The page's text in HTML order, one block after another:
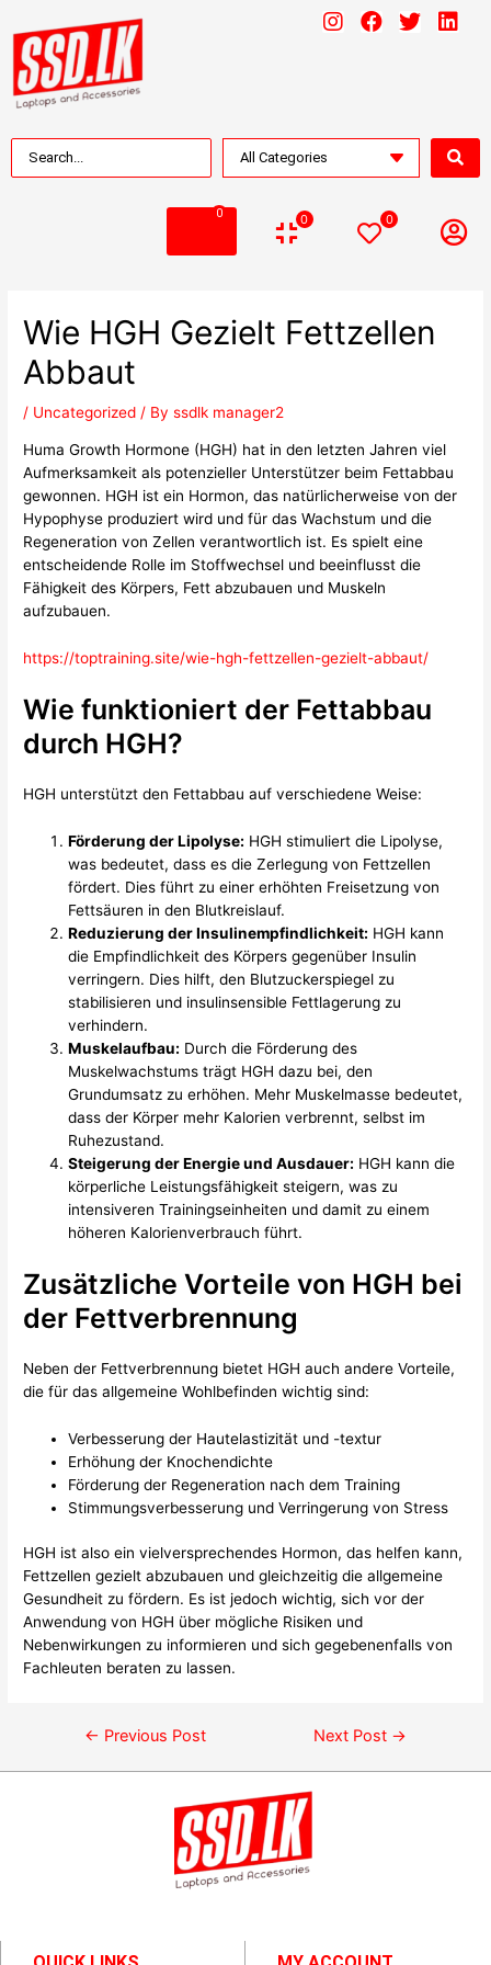
0 0 0
Wie HGH Gezielt Fettzellen
Abbaut
/ Uncategorized / Byssdlk manager2
Huma Growth Hormone (HGH) hat in den letzten Jahren viel
Aufmerksamkeit als potenzieller Unterstützer beim Fettabbau
gewonnen. HGH ist ein Hormon, das natürlicherweise von der
Hypophyse produziert wird und für das Wachstum und die
Regeneration von Zellen verantwortlich ist. Es spielt eine
entscheidende Rolle im Stoffwechsel und beeinflusst die
Fähigkeit des Körpers, Fett abzubauen und Muskeln
aufzubauen.
https://toptraining.site/wie-hgh-fettzellen-gezielt-abbaut/
Wie funktioniert der Fettabbau
durch HGH?
HGH unterstützt den Fettabbau auf verschiedene Weise:
Förderung der Lipolyse: HGH stimuliert die Lipolyse,
was bedeutet, dass es die Zerlegung von Fettzellen
fördert. Dies führt zu einer erhöhten Freisetzung von
Fettsäuren in den Blutkreislauf.
Reduzierung der Insulinempfindlichkeit: HGH kann
die Empfindlichkeit des Körpers gegenüber Insulin
verringern. Dies hilft, den Blutzuckerspiegel zu
stabilisieren und insulinsensible Fettlagerung zu
verhindern.
Muskelaufbau: Durch die Förderung des
Muskelwachstums trägt HGH dazu bei, den
Grundumsatz zu erhöhen. Mehr Muskelmasse bedeutet,
dass der Körper mehr Kalorien verbrennt, selbst im
Ruhezustand.
Steigerung der Energie und Ausdauer: HGH kann die
körperliche Leistungsfähigkeit steigern, was zu
intensiveren Trainingseinheiten und damit zu einem
höheren Kalorienverbrauch führt.
Zusätzliche Vorteile von HGH bei
der Fettverbrennung
Neben der Fettverbrennung bietet HGH auch andere Vorteile,
die für das allgemeine Wohlbefinden wichtig sind:
Verbesserung der Hautelastizität und -textur
Erhöhung der Knochendichte
Förderung der Regeneration nach dem Training
Stimmungsverbesserung und Verringerung von Stress
HGH ist also ein vielversprechendes Hormon, das helfen kann,
Fettzellen gezielt abzubauen und gleichzeitig die allgemeine
Gesundheit zu fördern. Es ist jedoch wichtig, sich vor der
Anwendung von HGH über mögliche Risiken und
Nebenwirkungen zu informieren und sich gegebenenfalls von
Fachleuten beraten zu lassen.
← Previous Post Next Post →